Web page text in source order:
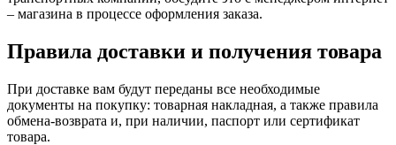
– магазина в процессе оформления заказа.
Правила доставки и получения товара
При доставке вам будут переданы все необходимые
документы на покупку: товарная накладная, а также правила
обмена-возврата и, при наличии, паспорт или сертификат
товара.